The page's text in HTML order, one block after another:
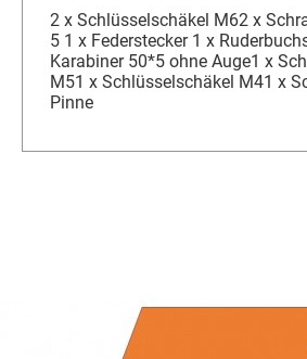
2 x Schlüsselschäkel M62 x
5 1 x Federstecker 1 x
Karabiner 50*5 ohne Auge1 x
M51 x Schlüsselschäkel M41 x
Pinne